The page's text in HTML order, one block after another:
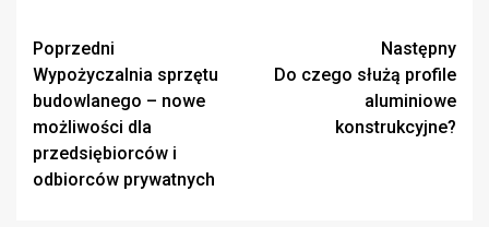
Zobacz
wpisy
Poprzedni
Wypożyczalnia sprzętu
budowlanego – nowe
możliwości dla
przedsiębiorców i
odbiorców prywatnych
Następny
Do czego służą profile
aluminiowe
konstrukcyjne?